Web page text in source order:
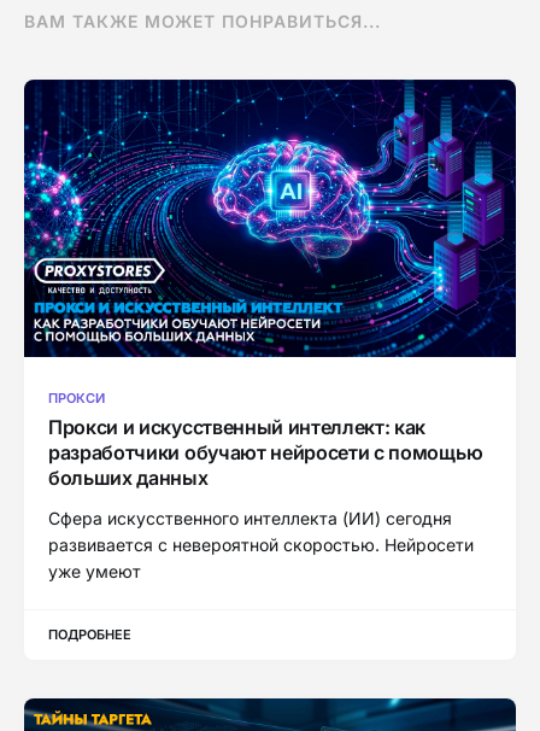
ВАМ ТАКЖЕ МОЖЕТ ПОНРАВИТЬСЯ...
ПРОКСИ
Прокси и искусственный интеллект: как
разработчики обучают нейросети с помощью
больших данных
Сфера искусственного интеллекта (ИИ) сегодня
развивается с невероятной скоростью. Нейросети
уже умеют
ПОДРОБНЕЕ